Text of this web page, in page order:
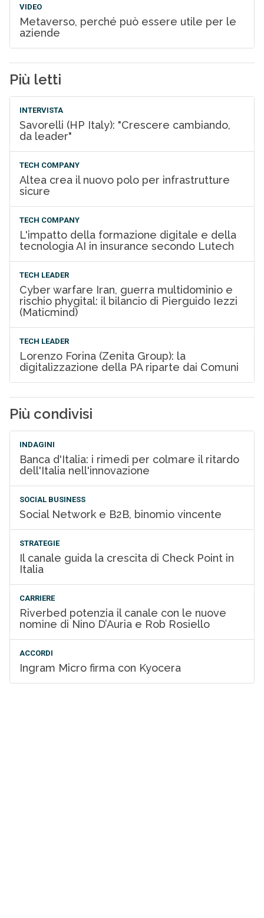
VIDEO
Metaverso, perché può essere utile per le
aziende
Più letti
INTERVISTA
Savorelli (HP Italy): "Crescere cambiando,
da leader"
TECH COMPANY
Altea crea il nuovo polo per infrastrutture
sicure
TECH COMPANY
L'impatto della formazione digitale e della
tecnologia AI in insurance secondo Lutech
TECH LEADER
Cyber warfare Iran, guerra multidominio e
rischio phygital: il bilancio di Pierguido Iezzi
(Maticmind)
TECH LEADER
Lorenzo Forina (Zenita Group): la
digitalizzazione della PA riparte dai Comuni
Più condivisi
INDAGINI
Banca d'Italia: i rimedi per colmare il ritardo
dell'Italia nell'innovazione
SOCIAL BUSINESS
Social Network e B2B, binomio vincente
STRATEGIE
Il canale guida la crescita di Check Point in
Italia
CARRIERE
Riverbed potenzia il canale con le nuove
nomine di Nino D’Auria e Rob Rosiello
ACCORDI
Ingram Micro firma con Kyocera